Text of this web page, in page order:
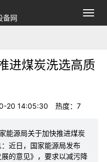
切
换
备网
进煤炭洗选高质
20 14:05:30 热度：7
能源局关于加快推进煤炭
近日，国家能源局发布
的意见》，要求以减污降